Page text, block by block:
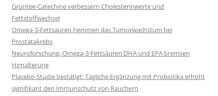
Grüntee-Catechine verbessern Cholesterinwerte und
Fettstoffwechsel
Omega-3-Fettsäuren hemmen das Tumorwachstum bei
Prostatakrebs
Neuroforschung: Omega-3-Fettsäuren DHA und EPA bremsen
Hirnalterung
Placebo-Studie bestätigt: Tägliche Ergänzung mit Probiotika erhöht
signifikant den Immunschutz von Rauchern